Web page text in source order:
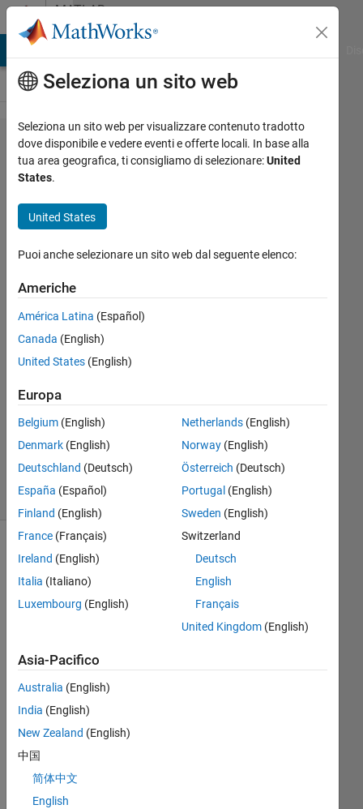
Vai al contenutoMATLAB
Answers
How to
convert
to int
Nu9
6 Ott
2011
3
Risposte
accettata
Aggiornato
4 Apr 2020
64
(30 giorni)
Mostra
meno
recenti
hi
in
my
scri
got
this
Seleziona un sito web
Seleziona un sito web per visualizzare contenuto tradotto
dove disponibile e vedere eventi e offerte locali. In base alla
tua area geografica, ti consigliamo di selezionare:United
States.
United States
Puoi anche selezionare un sito web dal seguente elenco:
Americhe
América Latina (Español)
Canada (English)
United States (English)
Europa
Belgium (English)
Denmark (English)
Deutschland (Deutsch)
España (Español)
Finland (English)
France (Français)
Ireland (English)
Italia (Italiano)
Luxembourg (English)
Netherlands(English)
Norway(English)
Österreich (Deutsch)
Portugal (English)
Sweden (English)
Switzerland
Deutsch
English
Français
United Kingdom(English)
Asia-Pacifico
Australia (English)
India (English)
New Zealand (English)
中国
简体中文
English